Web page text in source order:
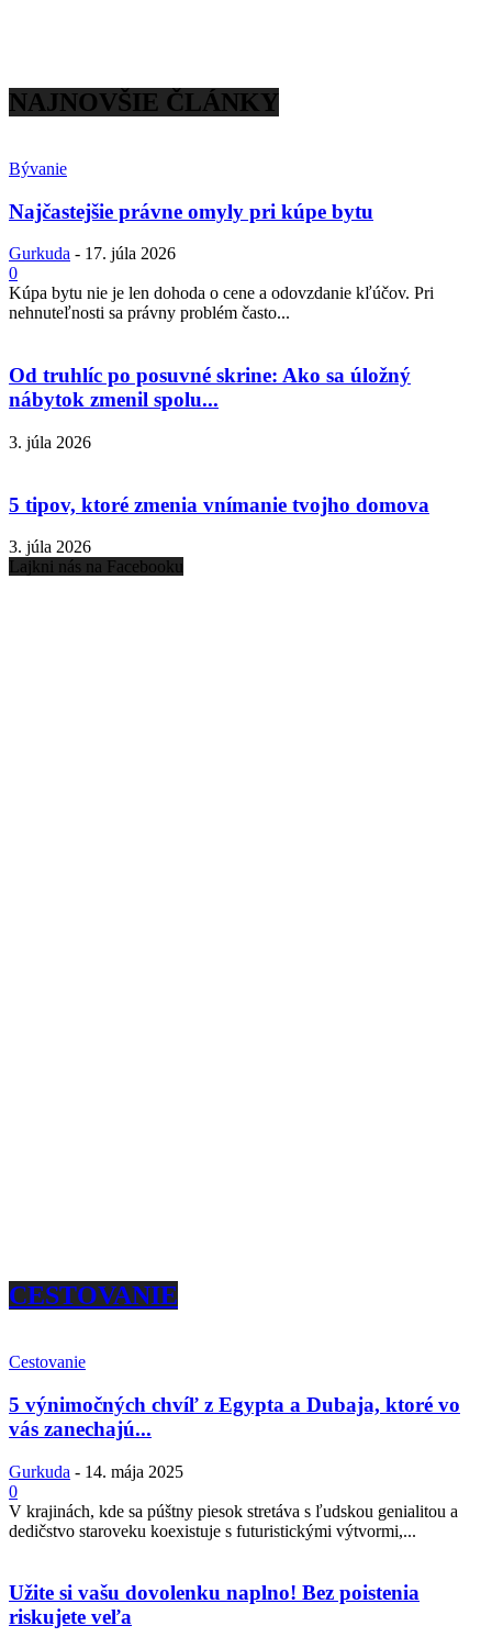
NAJNOVŠIE ČLÁNKY
Bývanie
Najčastejšie právne omyly pri kúpe bytu
Gurkuda - 17. júla 2026
0
Kúpa bytu nie je len dohoda o cene a odovzdanie kľúčov. Pri
nehnuteľnosti sa právny problém často...
Od truhlíc po posuvné skrine: Ako sa úložný
nábytok zmenil spolu...
3. júla 2026
5 tipov, ktoré zmenia vnímanie tvojho domova
3. júla 2026
Lajkni nás na Facebooku
CESTOVANIE
Cestovanie
5 výnimočných chvíľ z Egypta a Dubaja, ktoré vo
vás zanechajú...
Gurkuda - 14. mája 2025
0
V krajinách, kde sa púštny piesok stretáva s ľudskou genialitou a
dedičstvo staroveku koexistuje s futuristickými výtvormi,...
Užite si vašu dovolenku naplno! Bez poistenia
riskujete veľa